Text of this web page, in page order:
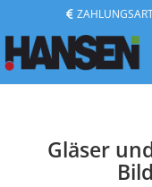
Gläser